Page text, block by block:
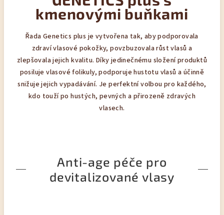
kmenovými buňkami
Řada Genetics plus je vytvořena tak, aby podporovala
zdraví vlasové pokožky, povzbuzovala růst vlasů a
zlepšovala jejich kvalitu. Díky jedinečnému složení produktů
posiluje vlasové folikuly, podporuje hustotu vlasů a účinně
snižuje jejich vypadávání. Je perfektní volbou pro každého,
kdo touží po hustých, pevných a přirozeně zdravých
vlasech.
Anti-age péče pro
devitalizované vlasy